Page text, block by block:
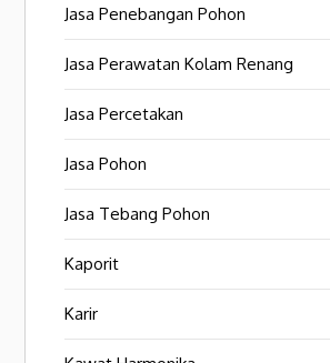
Jasa Penebangan Pohon
Jasa Perawatan Kolam Renang
Jasa Percetakan
Jasa Pohon
Jasa Tebang Pohon
Kaporit
Karir